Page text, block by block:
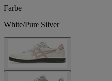
Farbe
White/Pure Silver